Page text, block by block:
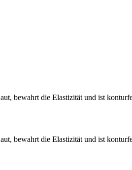
bewahrt die Elastizität und ist
bewahrt die Elastizität und ist